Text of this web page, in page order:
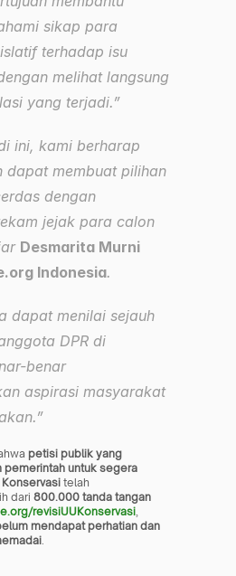
sikap para
terhadap isu
melihat langsung
yang terjadi.”
ini, kami berharap
dapat membuat pilihan
dengan
jejak para calon
Desmarita Murni
Indonesia.
dapat menilai sejauh
DPR di
benar
aspirasi masyarakat
petisi publik yang
pemerintah untuk segera
telah
dari 800.000 tanda tangan
revisiUUKonservasi
mendapat perhatian dan